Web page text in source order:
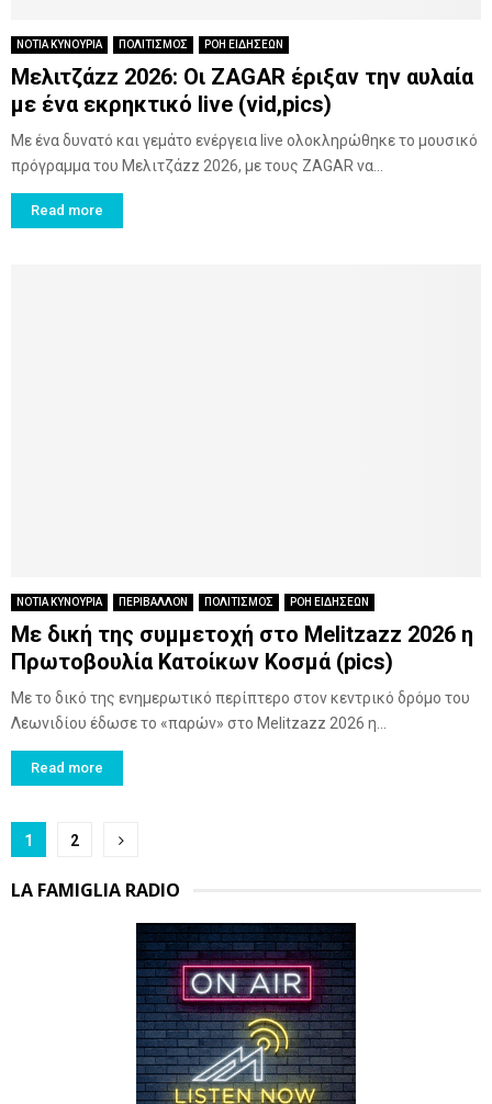
ΝΟΤΙΑ ΚΥΝΟΥΡΙΑ ΠΟΛΙΤΙΣΜΟΣ ΡΟΗ ΕΙΔΗΣΕΩΝ
Μελιτζάzz 2026: Οι ZAGAR έριξαν την αυλαία
με ένα εκρηκτικό live (vid,pics)
Με ένα δυνατό και γεμάτο ενέργεια live ολοκληρώθηκε το μουσικό
πρόγραμμα του Μελιτζάzz 2026, με τους ZAGAR να...
Read more
ΝΟΤΙΑ ΚΥΝΟΥΡΙΑ ΠΕΡΙΒΑΛΛΟΝ ΠΟΛΙΤΙΣΜΟΣ ΡΟΗ ΕΙΔΗΣΕΩΝ
Με δική της συμμετοχή στο Melitzazz 2026 η
Πρωτοβουλία Κατοίκων Κοσμά (pics)
Με το δικό της ενημερωτικό περίπτερο στον κεντρικό δρόμο του
Λεωνιδίου έδωσε το «παρών» στο Melitzazz 2026 η...
Read more
Posts
pagination
1 2
LA FAMIGLIA RADIO